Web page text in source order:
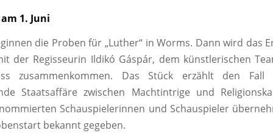
1. Juni
die Proben für „Luther“ in Worms. Dann wird das
der Regisseurin Ildikó Gáspár, dem künstlerischen
zusammenkommen. Das Stück erzählt den Fall
Staatsaffäre zwischen Machtintrige und
Schauspielerinnen und Schauspieler
bekannt gegeben.